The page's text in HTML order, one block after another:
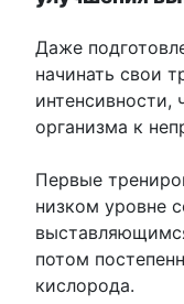
Даже
начинать свои
интенсивности,
организма к
Первые
низком уровне
потом
кислорода.